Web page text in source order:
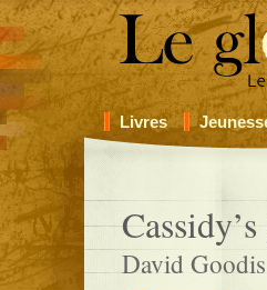
Livres
David Goodis